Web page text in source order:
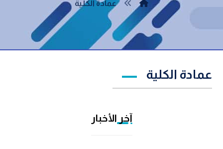
عمادة الكلية
عمادة الكلية
آخر الأخبار